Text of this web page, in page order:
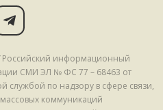
информационный
СМИ ЭЛ № ФС 77 – 68463 от
службой по надзору в сфере связи,
коммуникаций